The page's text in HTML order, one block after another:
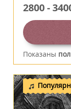
2800-
Показаны